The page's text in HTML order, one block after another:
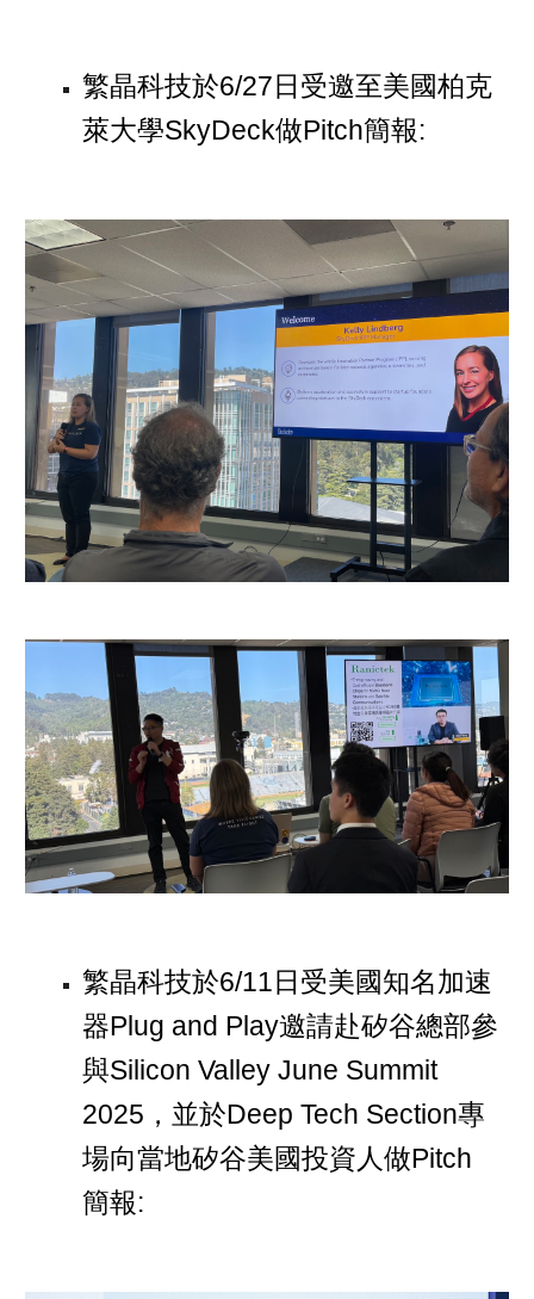
繁晶科技於6/27日受邀至美國柏克
萊大學SkyDeck做Pitch簡報:
繁晶科技於6/11日受美國知名加速
器Plug and Play邀請赴矽谷總部參
與Silicon Valley June Summit
2025，並於Deep Tech Section專
場向當地矽谷美國投資人做Pitch
簡報: